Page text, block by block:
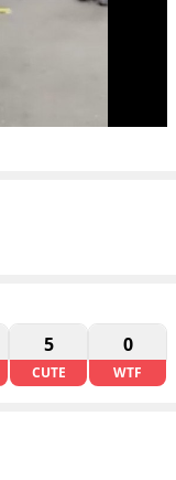
5
CUTE
0
WTF